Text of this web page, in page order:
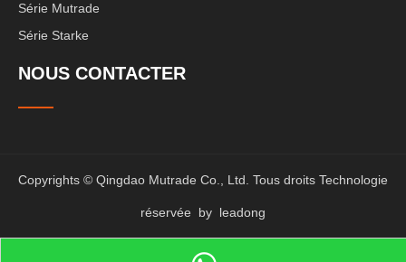
Série Mutrade
Série Starke
NOUS CONTACTER
Copyrights © Qingdao Mutrade Co., Ltd. Tous droits Technologie
réservée by leadong